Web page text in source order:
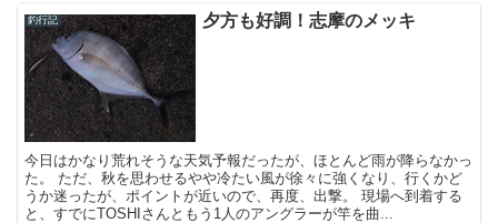
釣行記 夕方も好調！志摩のメッキ
今日はかなり荒れそうな天気予報だったが、ほとんど雨が降らなかっ
た。 ただ、秋を思わせるやや冷たい風が徐々に強くなり、行くかど
うか迷ったが、ポイントが近いので、再度、出撃。 現場へ到着する
と、すでにTOSHIさんともう1人のアングラーが竿を曲...